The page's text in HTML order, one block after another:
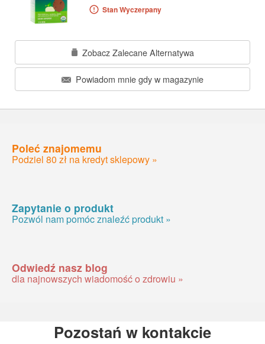
Stan Wyczerpany
Zobacz Zalecane Alternatywa
Powiadom mnie gdy w magazynie
Poleć znajomemu
Podziel 80 zł na kredyt sklepowy »
Zapytanie o produkt
Pozwól nam pomóc znaleźć produkt »
Odwiedź nasz blog
dla najnowszych wiadomość o zdrowiu »
Pozostań w kontakcie